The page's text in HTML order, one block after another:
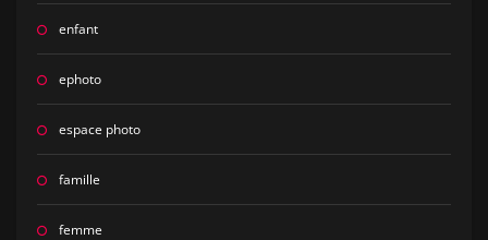
enfant
ephoto
espace photo
famille
femme